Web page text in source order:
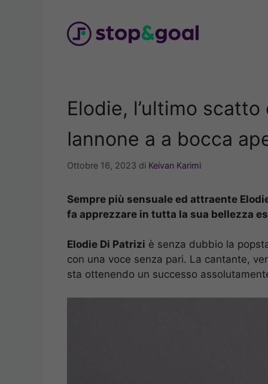
Elodie, l’ultimo
Iannone a a bocca
Ottobre 16, 2023 di Keivan Karimi
Sempre più sensuale ed attraente
fa apprezzare in tutta la sua bellezza
Elodie Di Patrizi è senza dubbio la
con una voce senza pari. La cantante,
sta ottenendo un successo